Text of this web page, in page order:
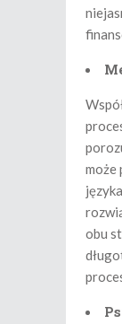
może
obu